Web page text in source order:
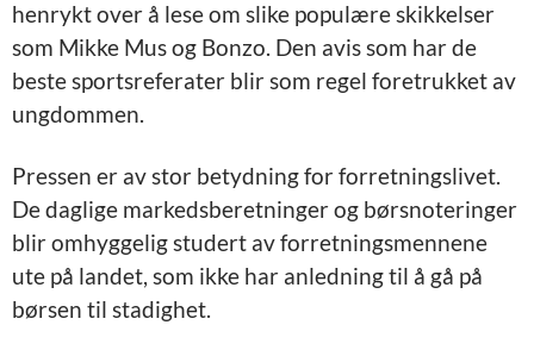
henrykt over å lese om slike populære skikkelser
som Mikke Mus og Bonzo. Den avis som har de
beste sportsreferater blir som regel foretrukket av
ungdommen.
Pressen er av stor betydning for forretningslivet.
De daglige markedsberetninger og børsnoteringer
blir omhyggelig studert av forretningsmennene
ute på landet, som ikke har anledning til å gå på
børsen til stadighet.